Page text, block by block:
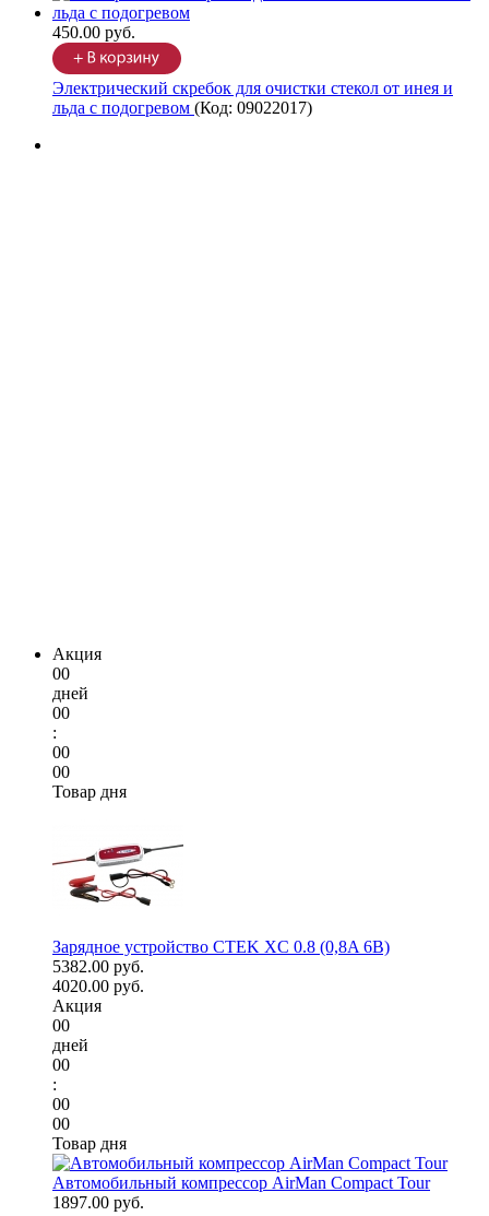
450.00 руб.
Электрический скребок для очистки стекол от инея и
льда с подогревом (Код: 09022017)
Акция
00
дней
00
:
00
00
Товар дня
Зарядное устройство CTEK XC 0.8 (0,8A 6В)
5382.00 руб.
4020.00 руб.
Акция
00
дней
00
:
00
00
Товар дня
Автомобильный компрессор AirMan Compact Tour
1897.00 руб.